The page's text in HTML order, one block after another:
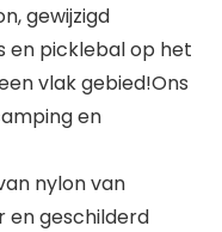
gewijzigd
en picklebal op het
vlak gebied!Ons
en
nylon van
en geschilderd